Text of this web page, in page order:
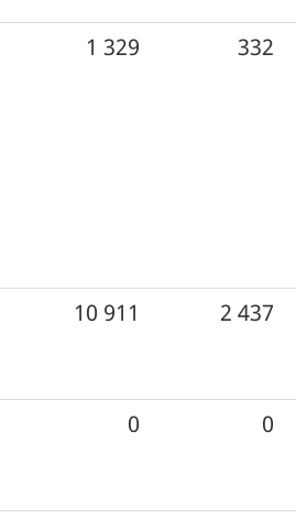
1 329 332
10 911 2 437
0 0